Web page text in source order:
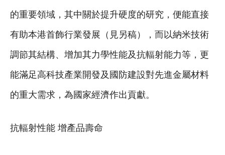
的重要領域，其中關於提升硬度的研究，便能直接
有助本港首飾行業發展（見另稿），而以納米技術
調節其結構、增加其力學性能及抗輻射能力等，更
能滿足高科技產業開發及國防建設對先進金屬材料
的重大需求，為國家經濟作出貢獻。
抗輻射性能 增產品壽命